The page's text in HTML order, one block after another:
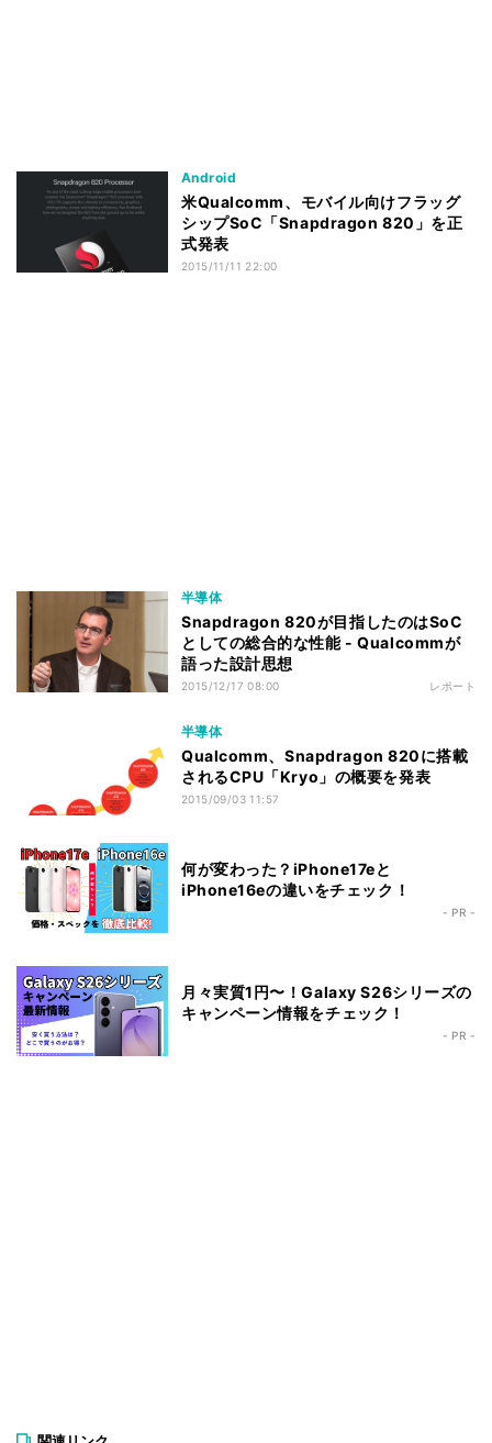
Android
米Qualcomm、モバイル向けフラッグ
シップSoC「Snapdragon 820」を正
式発表
2015/11/11 22:00
半導体
Snapdragon 820が目指したのはSoC
としての総合的な性能 - Qualcommが
語った設計思想
2015/12/17 08:00 レポート
半導体
Qualcomm、Snapdragon 820に搭載
されるCPU「Kryo」の概要を発表
2015/09/03 11:57
何が変わった？iPhone17eと
iPhone16eの違いをチェック！
- PR -
月々実質1円〜！Galaxy S26シリーズの
キャンペーン情報をチェック！
- PR -